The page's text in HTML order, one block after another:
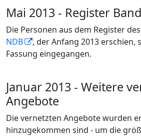
Mai 2013 - Register
Die Personen aus dem Register des
NDB
, der Anfang 2013 erschien,
Fassung eingegangen.
Januar 2013 - Weitere
Angebote
Die vernetzten Angebote wurden
hinzugekommen sind - um die